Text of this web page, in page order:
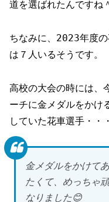
道を選ばれたんですね
ちなみに、2023年度
は７人いるそうです。
高校の大会の時には、
ーチに金メダルをかけ
していた花車選手・・
金メダルをかけて
たくて、めっちゃ
なりました😊